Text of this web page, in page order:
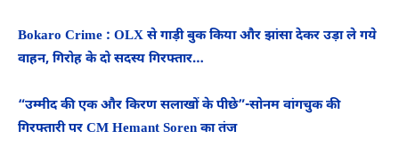
Bokaro Crime : OLX से गाड़ी बुक किया और झांसा देकर उड़ा ले गये
वाहन, गिरोह के दो सदस्य गिरफ्तार…
“उम्मीद की एक और किरण सलाखों के पीछे”-सोनम वांगचुक की
गिरफ्तारी पर CM Hemant Soren का तंज